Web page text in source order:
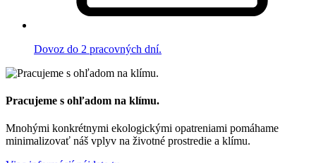
Dovoz do 2 pracovných dní.
Pracujeme s ohľadom na klímu.
Mnohými konkrétnymi ekologickými opatreniami pomáhame
minimalizovať náš vplyv na životné prostredie a klímu.